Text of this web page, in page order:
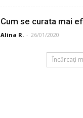
Cum se curata mai
Alina R. - 26/01/2020
Încărcați